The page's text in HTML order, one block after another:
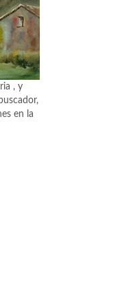
, y
en la